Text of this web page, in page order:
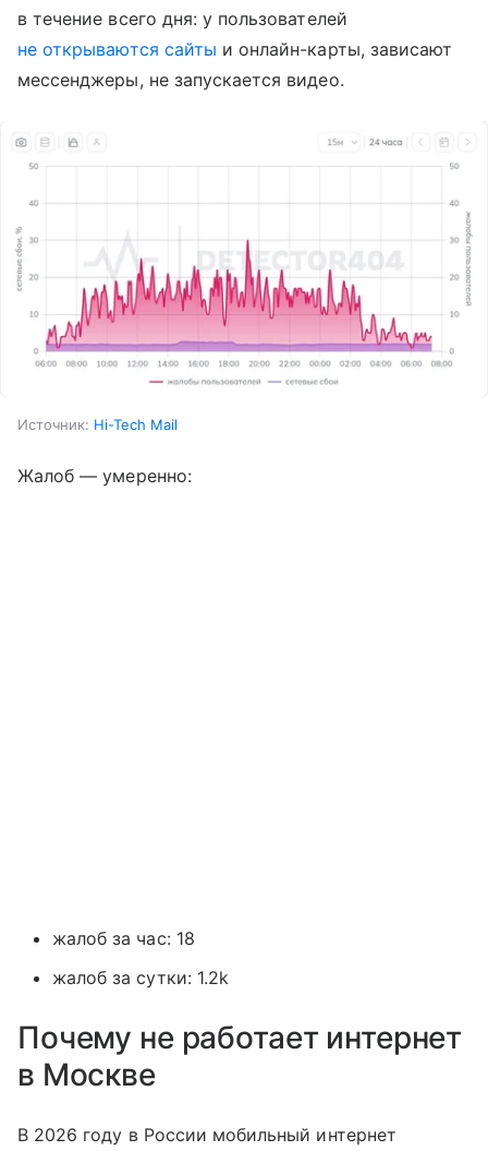
в течение всего дня: у пользователей
не открываются сайты и онлайн-карты, зависают
мессенджеры, не запускается видео.
Источник: Hi-Tech Mail
Жалоб — умеренно:
жалоб за час: 18
жалоб за сутки: 1.2k
Почему не работает интернет
в Москве
В 2026 году в России мобильный интернет